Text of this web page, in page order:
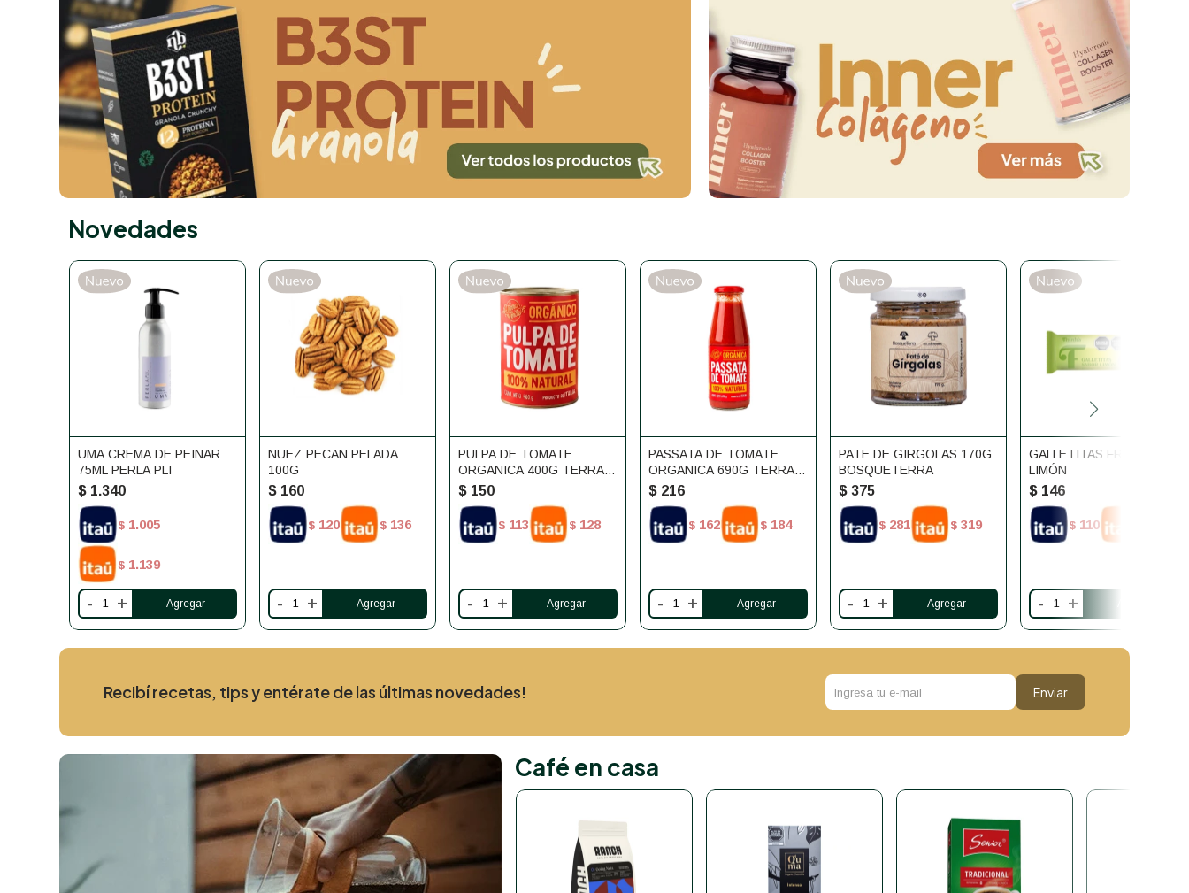
Novedades
UMA CREMA DE PEINAR
75ML PERLA PLI
$ 1.340
$ 1.005
$ 1.139
- +
NUEZ PECAN PELADA
100G
$ 160
$ 120 $ 136
- +
PULPA DE TOMATE
ORGANICA 400G TERRA
VERDE
$ 150
$ 113 $ 128
- +
PASSATA DE TOMATE
ORGANICA 690G TERRA
VERDE
$ 216
$ 162 $ 184
- +
PATE DE GIRGOLAS 170G
BOSQUETERRA
$ 375
$ 281 $ 319
- +
GALLETITAS FRANKS DE
LIMÓN
$ 146
$ 110
- +
Recibí recetas, tips y entérate de las últimas novedades!
Café en casa